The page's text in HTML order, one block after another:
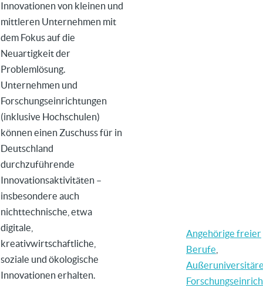
Innovationen von kleinen und
mittleren Unternehmen mit
dem Fokus auf die
Neuartigkeit der
Problemlösung.
Unternehmen und
Forschungseinrichtungen
(inklusive Hochschulen)
können einen Zuschuss für in
Deutschland
durchzuführende
Innovationsaktivitäten –
insbesondere auch
nichttechnische, etwa
digitale,
kreativwirtschaftliche,
soziale und ökologische
Innovationen erhalten.
Angehörige freier
Berufe